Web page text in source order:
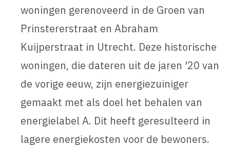
woningen gerenoveerd in de Groen van
Prinstererstraat en Abraham
Kuijperstraat in Utrecht. Deze historische
woningen, die dateren uit de jaren '20 van
de vorige eeuw, zijn energiezuiniger
gemaakt met als doel het behalen van
energielabel A. Dit heeft geresulteerd in
lagere energiekosten voor de bewoners.